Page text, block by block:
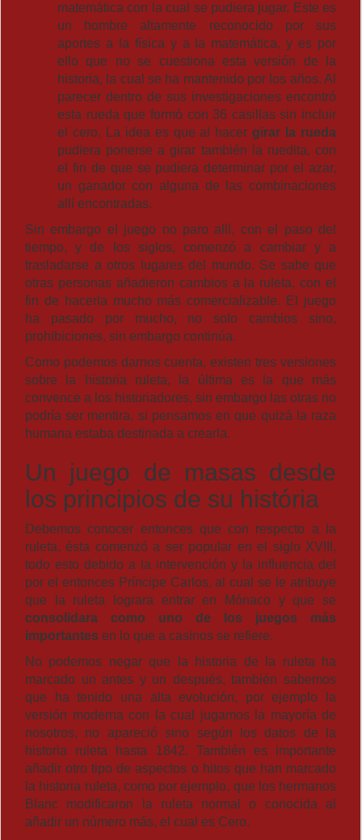
matemática con la cual se pudiera jugar. Este es
un hombre altamente reconocido por sus
aportes a la física y a la matemática, y es por
ello que no se cuestiona esta versión de la
historia, la cual se ha mantenido por los años. Al
parecer dentro de sus investigaciones encontró
esta rueda que formó con 36 casillas sin incluir
el cero. La idea es que al hacergirar la rueda
pudiera ponerse a girar también la ruedita, con
el fin de que se pudiera determinar por el azar,
un ganador con alguna de las combinaciones
allí encontradas.
Sin embargo el juego no paro allí, con el paso del
tiempo, y de los siglos, comenzó a cambiar y a
trasladarse a otros lugares del mundo. Se sabe que
otras personas añadieron cambios a la ruleta, con el
fin de hacerla mucho más comercializable. El juego
ha pasado por mucho, no solo cambios sino,
prohibiciones, sin embargo continúa.
Como podemos darnos cuenta, existen tres versiones
sobre la historia ruleta, la última es la que más
convence a los historiadores, sin embargo las otras no
podría ser mentira, si pensamos en que quizá la raza
humana estaba destinada a crearla.
Un juego de masas desde
los principios de su história
Debemos conocer entonces que con respecto a la
ruleta, ésta comenzó a ser popular en el siglo XVIII,
todo esto debido a la intervención y la influencia del
por el entonces Príncipe Carlos, al cual se le atribuye
que la ruleta lograra entrar en Mónaco y que se
consolidara como uno de los juegos más
importantes en lo que a casinos se refiere.
No podemos negar que la historia de la ruleta ha
marcado un antes y un después, también sabemos
que ha tenido una alta evolución, por ejemplo la
versión moderna con la cual jugamos la mayoría de
nosotros, no apareció sino según los datos de la
historia ruleta hasta 1842. También es importante
añadir otro tipo de aspectos o hitos que han marcado
la historia ruleta, como por ejemplo, que los hermanos
Blanc modificaron la ruleta normal o conocida al
añadir un número más, el cual es Cero.